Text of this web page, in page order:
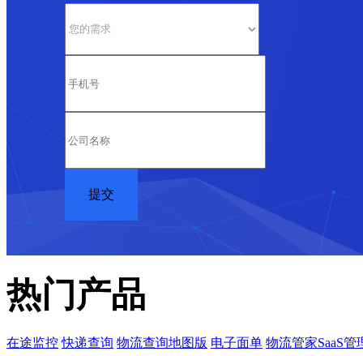
热门产品
在途监控 快递查询 物流查询地图版 电子面单 物流管家SaaS管